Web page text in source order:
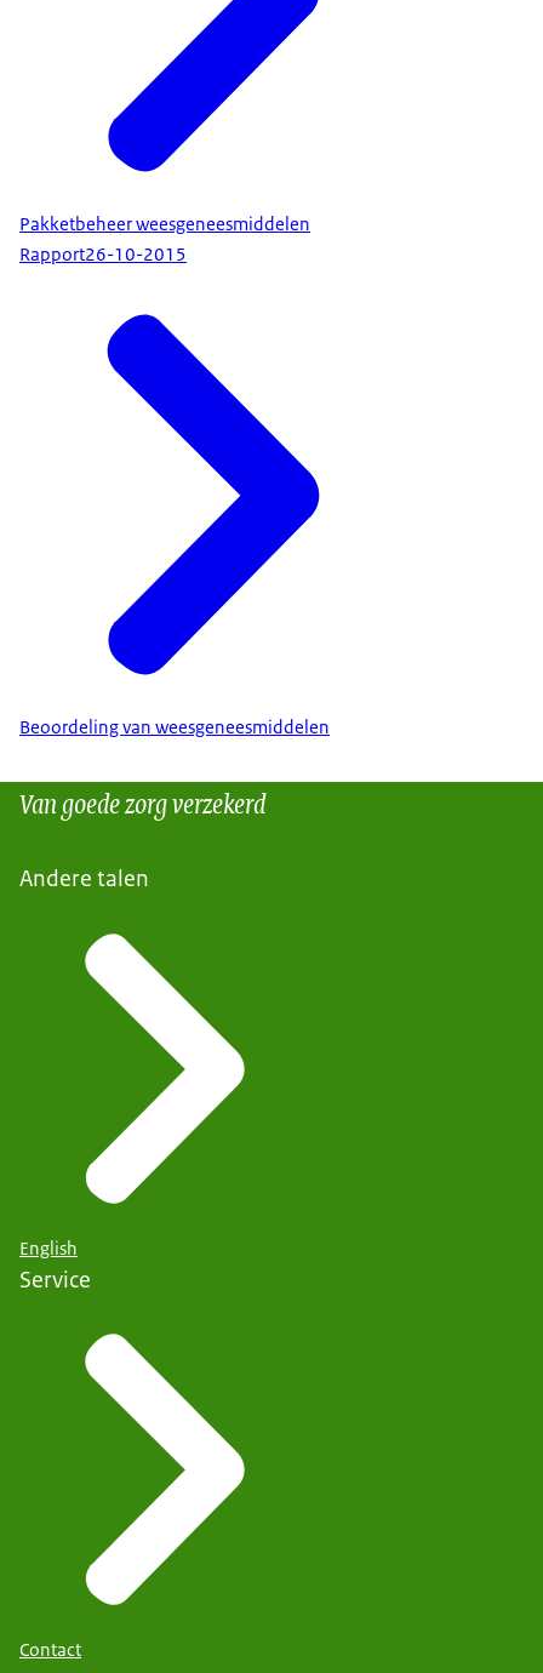
Pakketbeheer weesgeneesmiddelen
Rapport26-10-2015
Beoordeling van weesgeneesmiddelen
Van goede zorg verzekerd
Andere talen
English
Service
Contact